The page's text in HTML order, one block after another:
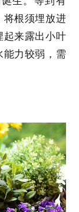
将根须埋放进
起来露出小叶
能力较弱，需